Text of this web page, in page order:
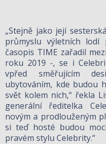
„Stejně jako její
průmyslu výletních
časopis TIME zařadil
roku 2019 -, se i
vpřed směřujícím
ubytováním, kde budou
svět kolem nich,“ řekla
generální ředitelka
novým a prodlouženým
si teď hosté budou
pravém stylu Celebrity.“